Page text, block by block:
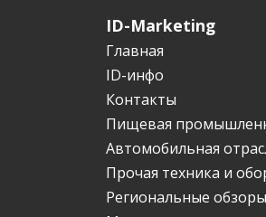
ID-Marketing
Главная
ID-инфо
Контакты
Пищевая
Автомобильная
Прочая техника и
Региональные обзоры